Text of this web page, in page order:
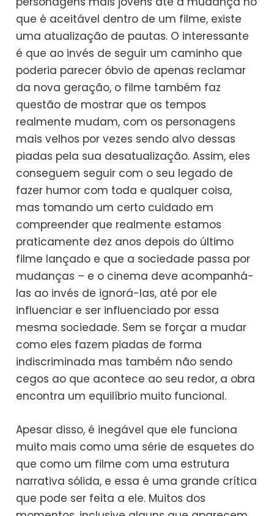
que é aceitável dentro de um filme, existe
uma atualização de pautas. O interessante
é que ao invés de seguir um caminho que
poderia parecer óbvio de apenas reclamar
da nova geração, o filme também faz
questão de mostrar que os tempos
realmente mudam, com os personagens
mais velhos por vezes sendo alvo dessas
piadas pela sua desatualização. Assim, eles
conseguem seguir com o seu legado de
fazer humor com toda e qualquer coisa,
mas tomando um certo cuidado em
compreender que realmente estamos
praticamente dez anos depois do último
filme lançado e que a sociedade passa por
mudanças – e o cinema deve acompanhá-
las ao invés de ignorá-las, até por ele
influenciar e ser influenciado por essa
mesma sociedade. Sem se forçar a mudar
como eles fazem piadas de forma
indiscriminada mas também não sendo
cegos ao que acontece ao seu redor, a obra
encontra um equilíbrio muito funcional.
Apesar disso, é inegável que ele funciona
muito mais como uma série de esquetes do
que como um filme com uma estrutura
narrativa sólida, e essa é uma grande crítica
que pode ser feita a ele. Muitos dos